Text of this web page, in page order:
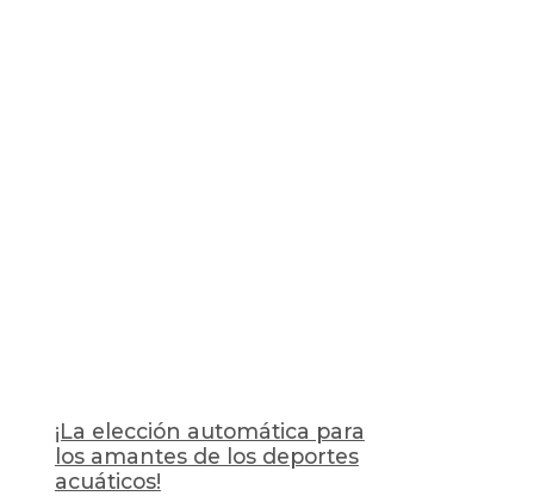
¡La elección automática para
los amantes de los deportes
acuáticos!